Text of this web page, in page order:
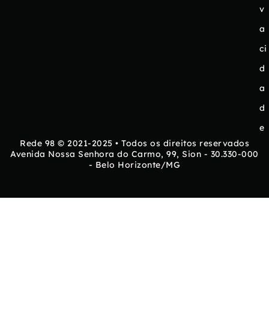
v
a
ci
d
a
d
e
Rede 98 © 2021-2025 • Todos os direitos reservados
Avenida Nossa Senhora do Carmo, 99, Sion - 30.330-000
- Belo Horizonte/MG